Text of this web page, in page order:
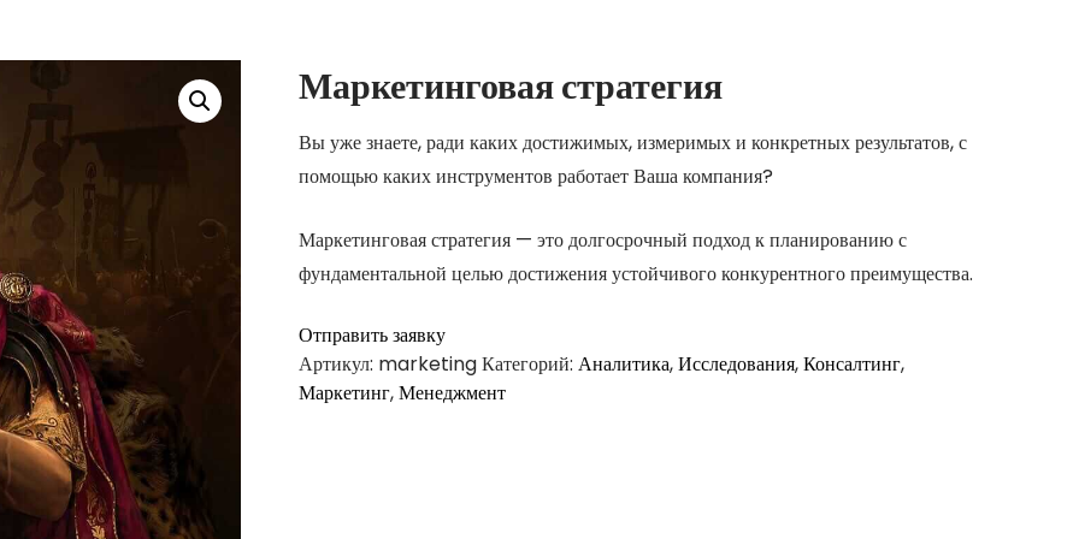
Маркетинговая стратегия
Вы уже знаете, ради каких достижимых, измеримых и конкретных результатов, с
помощью каких инструментов работает Ваша компания?
Маркетинговая стратегия — это долгосрочный подход к планированию с
фундаментальной целью достижения устойчивого конкурентного преимущества.
Отправить заявку
Артикул: marketingКатегорий: Аналитика,Исследования,Консалтинг,
Маркетинг,Менеджмент